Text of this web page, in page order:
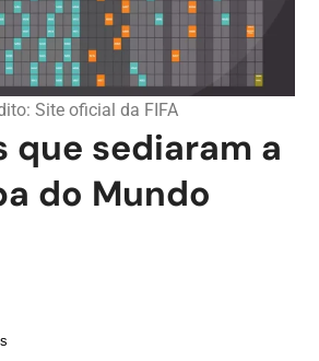
Site oficial da FIFA
que sediaram a
do Mundo